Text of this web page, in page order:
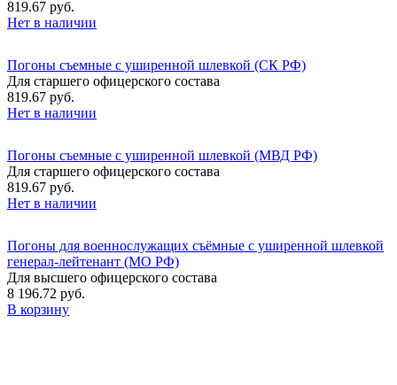
819.67 руб.
Нет в наличии
Погоны съемные с уширенной шлевкой (СК РФ)
Для старшего офицерского состава
819.67 руб.
Нет в наличии
Погоны съемные с уширенной шлевкой (МВД РФ)
Для старшего офицерского состава
819.67 руб.
Нет в наличии
Погоны для военнослужащих съёмные с уширенной шлевкой
генерал-лейтенант (МО РФ)
Для высшего офицерского состава
8 196.72 руб.
В корзину